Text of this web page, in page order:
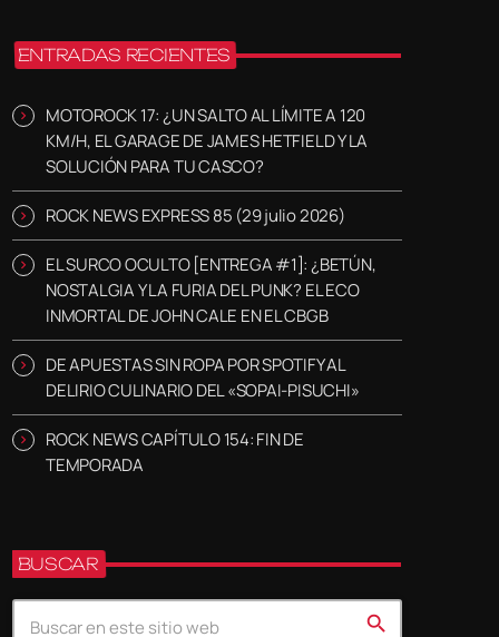
ENTRADAS RECIENTES
MOTOROCK 17: ¿UN SALTO AL LÍMITE A 120
KM/H, EL GARAGE DE JAMES HETFIELD Y LA
SOLUCIÓN PARA TU CASCO?
ROCK NEWS EXPRESS 85 (29 julio 2026)
EL SURCO OCULTO [ENTREGA #1]: ¿BETÚN,
NOSTALGIA Y LA FURIA DEL PUNK? EL ECO
INMORTAL DE JOHN CALE EN EL CBGB
DE APUESTAS SIN ROPA POR SPOTIFY AL
DELIRIO CULINARIO DEL «SOPAI-PISUCHI»
ROCK NEWS CAPÍTULO 154: FIN DE
TEMPORADA
BUSCAR
search